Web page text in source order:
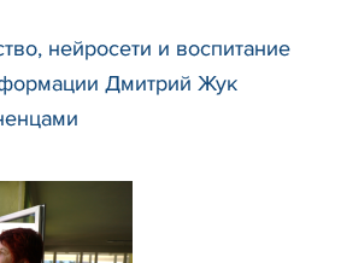
нейросети и воспитание
Дмитрий Жук